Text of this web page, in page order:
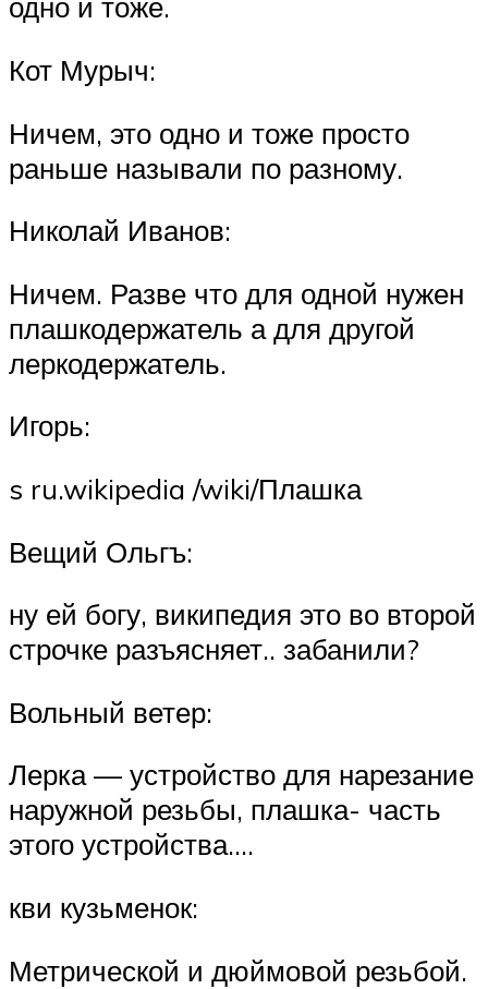
одно и тоже.
Кот Мурыч:
Ничем, это одно и тоже просто
раньше называли по разному.
Николай Иванов:
Ничем. Разве что для одной нужен
плашкодержатель а для другой
леркодержатель.
Игорь:
s ru.wikipedia /wiki/Плашка
Вещий Ольгъ:
ну ей богу, википедия это во второй
строчке разъясняет.. забанили?
Вольный ветер:
Лерка — устройство для нарезание
наружной резьбы, плашка- часть
этого устройства….
кви кузьменок:
Метрической и дюймовой резьбой.